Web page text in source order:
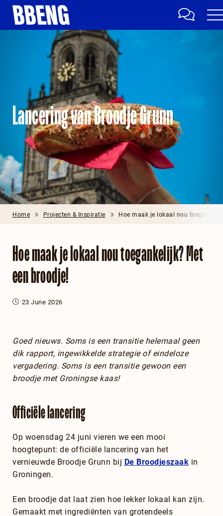
Home Projecten & Inspiratie Hoe maak je lokaal nou
Lancering van Broodje Grunn
Hoe maak je lokaal nou toegankelijk? Met
een broodje!
23 June 2026
Goed nieuws. Soms is een transitie helemaal geen
dik rapport, ingewikkelde strategie of eindeloze
vergadering. Soms is een transitie gewoon een
broodje met Groningse kaas!
Officiële lancering
Op woensdag 24 juni vieren we een mooi
hoogtepunt: de officiële lancering van het
vernieuwde Broodje Grunn bij De Broodjeszaak in
Groningen.
Een broodje dat laat zien hoe lekker lokaal kan zijn.
Gemaakt met ingrediënten van grotendeels